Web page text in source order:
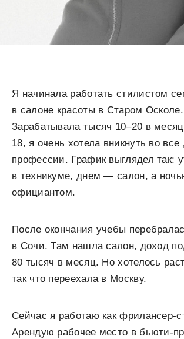
Я начинала работать стилистом
в салоне красоты в Старом Осколе.
Зарабатывала тысяч 10–20 в
18, я очень хотела вникнуть во все
профессии. График выглядел так:
в техникуме, днем — салон, а
официантом.
После окончания учебы
в Сочи. Там нашла салон, доход
80 тысяч в месяц. Но хотелось
так что переехала в Москву.
Сейчас я работаю как фрилансер-
Арендую рабочее место в бьюти-